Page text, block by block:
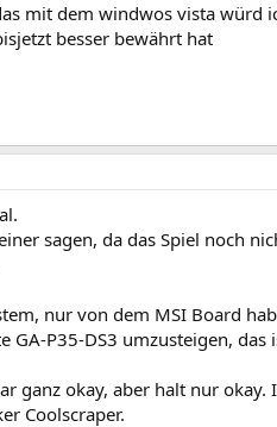
mit dem windwos vista würd
besser bewährt hat
sagen, da das Spiel noch
nur von dem MSI Board
GA-P35-DS3 umzusteigen,
ganz okay, aber halt nur okay.
Coolscraper.